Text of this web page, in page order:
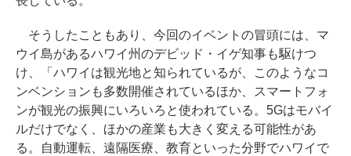
そうしたこともあり、今回のイベントの冒頭には、マ
ウイ島があるハワイ州のデビッド・イゲ知事も駆けつ
け、「ハワイは観光地と知られているが、このようなコ
ンベンションも多数開催されているほか、スマートフォ
ンが観光の振興にいろいろと使われている。5Gはモバイ
ルだけでなく、ほかの産業も大きく変える可能性があ
る。自動運転、遠隔医療、教育といった分野でハワイで